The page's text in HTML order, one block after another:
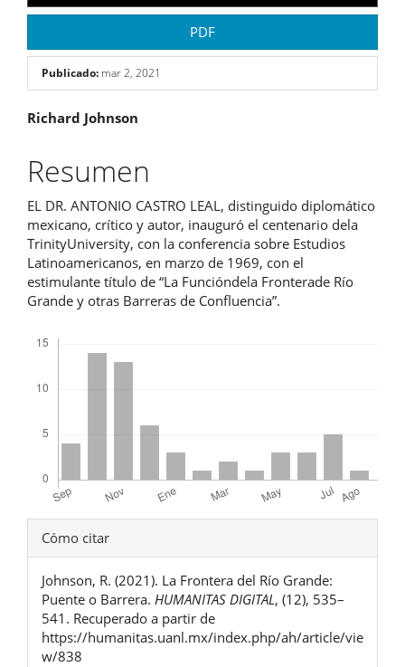
PDF
Publicado: mar 2, 2021
Contenido
principal
del
artículo
Richard Johnson
Resumen
EL DR. ANTONIO CASTRO LEAL, distinguido diplomático
mexicano, crítico y autor, inauguró el centenario dela
TrinityUniversity, con la conferencia sobre Estudios
Latinoamericanos, en marzo de 1969, con el
estimulante título de “La Funcióndela Fronterade Río
Grande y otras Barreras de Confluencia”.
Detalles
del
artículo
Cómo citar
Johnson, R. (2021). La Frontera del Río Grande:
Puente o Barrera. HUMANITAS DIGITAL, (12), 535–
541. Recuperado a partir de
https://humanitas.uanl.mx/index.php/ah/article/vie
w/838